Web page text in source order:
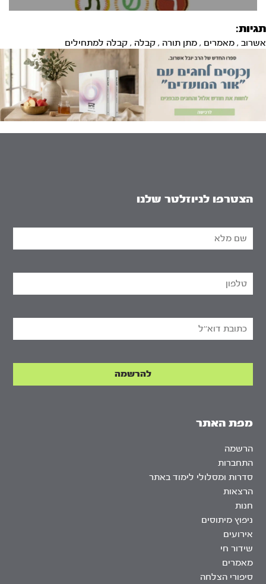
תגיות:
אשרוב , מאמרים , מתן תורה , קבלה , קבלה למתחילים
מפת האתר
הרשמה
התחברות
סדרות ומסלולי לימוד באתר
הרצאות
חנות
ניפוץ מיתוסים
אירועים
שידור חי
מאמרים
סיפורי הצלחה
הצטרפו לניוזלטר שלנו